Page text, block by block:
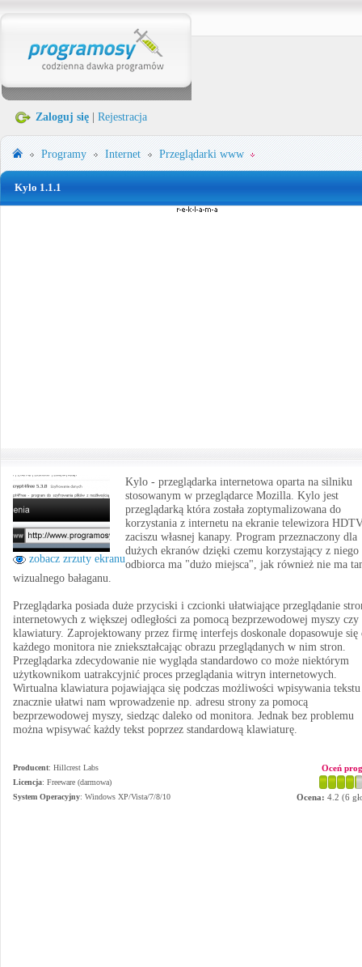
Zaloguj się Rejestracja
Programy Internet Przeglądarki www
Kylo 1.1.1
zobacz zrzuty ekranu
Kylo - przeglądarka internetowa oparta na silniku
stosowanym w przeglądarce Mozilla. Kylo jest
przeglądarką która została zoptymalizowana do
korzystania z internetu na ekranie telewizora
zaciszu własnej kanapy. Program przeznaczony dla
dużych ekranów dzięki czemu korzystający z niego
odbiorca ma "dużo miejsca", jak również nie ma
wizualnego bałaganu.
Przeglądarka posiada duże przyciski i czcionki ułatwiające przeglądanie
internetowych z większej odległości za pomocą bezprzewodowej myszy czy
klawiatury. Zaprojektowany przez firmę interfejs doskonale dopasowuje się
każdego monitora nie zniekształcając obrazu przeglądanych w nim stron.
Przeglądarka zdecydowanie nie wygląda standardowo co może niektórym
użytkownikom uatrakcyjnić proces przeglądania witryn internetowych.
Wirtualna klawiatura pojawiająca się podczas możliwości wpisywania tekstu
znacznie ułatwi nam wprowadzenie np. adresu strony za pomocą
bezprzewodowej myszy, siedząc daleko od monitora. Jednak bez problemu
można wpisywać każdy tekst poprzez standardową klawiaturę.
Producent: Hillcrest Labs
Licencja: Freeware (darmowa)
System Operacyjny: Windows XP/Vista/7/8/10
Oceń
Ocena: 4.2 (6